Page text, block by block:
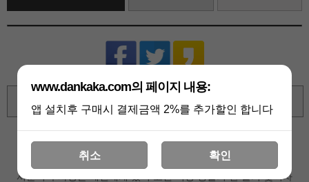
상세 정보를 확대해 보실 수 있습니다
서준혁 부사장은 예연에게 있어 고된 직장 생활의 한 줄기 빛이자
www.dankaka.com의 페이지 내용:
앱 설치후 구매시 결제금액 2%를 추가할인 합니다
취소 확인